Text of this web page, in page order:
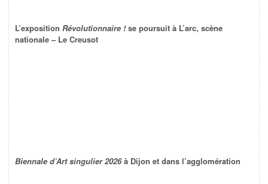
L’exposition Révolutionnaire !se poursuit à L’arc, scène
nationale – Le Creusot
Biennale d’Art singulier 2026à Dijon et dans l’agglomération